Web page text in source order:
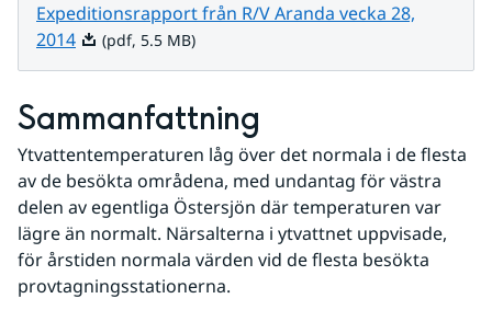
Expeditionsrapport från R/V Aranda vecka 28,
2014Pdf, 5.5 MB.
(pdf, 5.5 MB)
Sammanfattning
Ytvattentemperaturen låg över det normala i de flesta
av de besökta områdena, med undantag för västra
delen av egentliga Östersjön där temperaturen var
lägre än normalt. Närsalterna i ytvattnet uppvisade,
för årstiden normala värden vid de flesta besökta
provtagningsstationerna.